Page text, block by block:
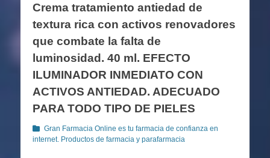
Crema tratamiento antiedad de
textura rica con activos renovadores
que combate la falta de
luminosidad. 40 ml. EFECTO
ILUMINADOR INMEDIATO CON
ACTIVOS ANTIEDAD. ADECUADO
PARA TODO TIPO DE PIELES
Categorías
Gran Farmacia Online es tu farmacia de confianza en
internet. Productos de farmacia y parafarmacia